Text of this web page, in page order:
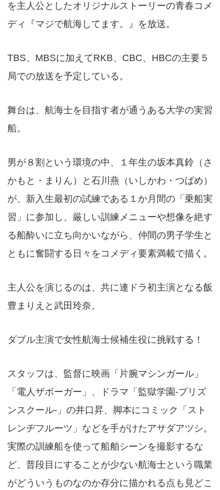
を主人公としたオリジナルストーリーの青春コメ
ディ『マジで航海してます。』を放送。
TBS、MBSに加えてRKB、CBC、HBCの主要５
局での放送を予定している。
舞台は、航海士を目指す者が通うある大学の実習
船。
男が８割という環境の中、１年生の坂本真鈴（さ
かもと・まりん）と石川燕（いしかわ・つばめ）
が、新入生最初の試練である１か月間の「乗船実
習」に参加し、厳しい訓練メニューや想像を絶す
る船酔いに立ち向かいながら、仲間の男子学生と
ともに奮闘する日々をコメディ要素満載で描く。
主人公を演じるのは、共に連ドラ初主演となる飯
豊まりえと武田玲奈。
ダブル主演で女性航海士候補生役に挑戦する！
スタッフは、監督に映画「片腕マシンガール」
「電人ザボーガー」、ドラマ「監獄学園-プリズ
ンスクール-」の井口昇、脚本にコミック「スト
レンヂフルーツ」などを手がけたアサダアツシ。
実際の訓練船を使って船舶シーンを撮影するな
ど、普段目にすることが少ない航海士という職業
がどういうものなのか存分に描かれる点も見どこ